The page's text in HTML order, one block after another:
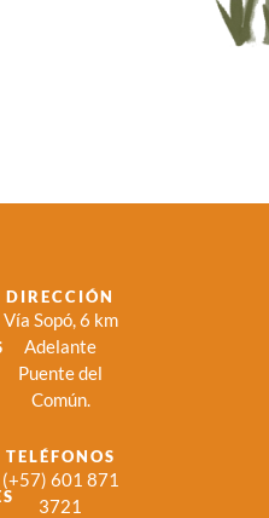
DIRECCIÓN
Vía Sopó, 6 km
Adelante
Puente del
Común.
TELÉFONOS
(+57) 601 871
3721